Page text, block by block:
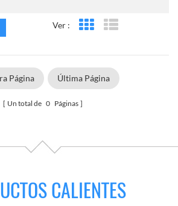
Ver : Vista en cuadrícula
Página Última Página
Un total de 0 Páginas
CALIENTES